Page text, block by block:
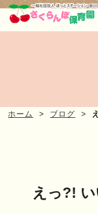
ホーム ブログ
えっ?!